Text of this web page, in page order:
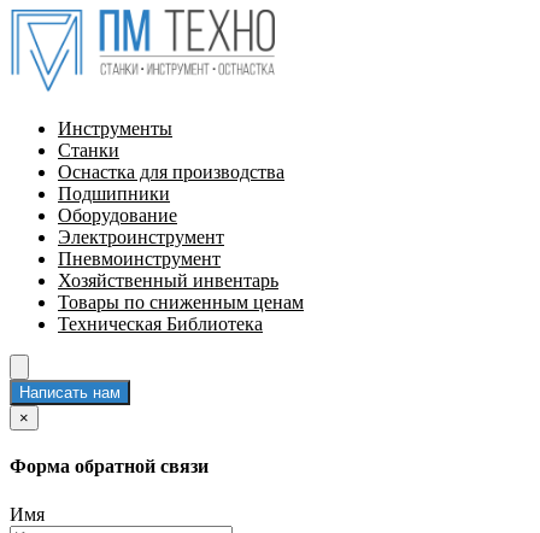
Инструменты
Станки
Оснастка для производства
Подшипники
Оборудование
Электроинструмент
Пневмоинструмент
Хозяйственный инвентарь
Товары по сниженным ценам
Техническая Библиотека
Написать нам
×
Форма обратной связи
Имя